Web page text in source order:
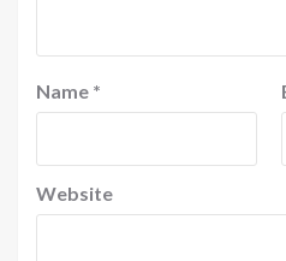
Name *
Website